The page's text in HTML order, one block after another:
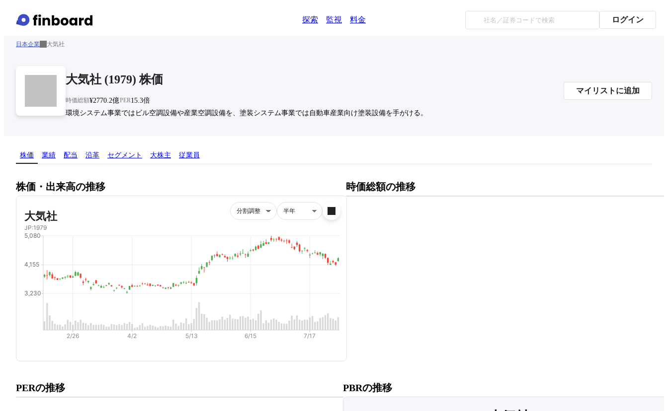
探索 監視 料金 ログイン
日本企業 大気社
大気社 (1979) 株価
時価総額¥2770.2億PER15.3倍
環境システム事業ではビル空調設備や産業空調設備を、塗装システム事業では自動車産業向け塗装設備を手がける。
マイリストに追加
株価 業績 配当 沿革 セグメント 大株主 従業員
株価・出来高の推移 時価総額の推移
時価総額の推移にアクセスできます。
PERの推移
PERの推移にアクセスできます。
PBRの推移